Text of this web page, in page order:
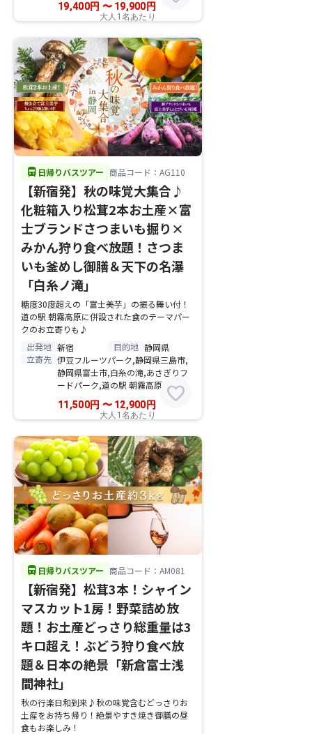
19,400円 〜19,900 円
大人1名あたり
directions_bus 日帰りバスツアー 商品コード：AG110
【新宿発】秋の味覚大集合♪
化粧箱入り松茸2本お土産×富
士ブランドさつまいも掘り×
みかん狩り食べ放題！さつま
いも釜めし御膳＆天下の名瀑
「白糸ノ滝」
糖度30度超えの「富士美芋」の振る舞い付！
道の駅 朝霧高原に併設された食のテーマパー
クのお立寄りも♪
出発地 新宿 目的地 静岡県
立寄先 伊豆フルーツパーク,静岡県三島市,
静岡県富士市,白糸の滝,あさぎりフ
ードパーク,道の駅 朝霧高原
11,500円 〜12,900 円
大人1名あたり
favorite
directions_bus 日帰りバスツアー 商品コード：AM081
【新宿発】松茸3本！シャイン
マスカット1房！野菜詰め放
題！お土産どっさり総重量は3
キロ超え！ぶどう狩り食べ放
題＆日本の絶景「新倉富士浅
間神社」
秋の行楽日和到来♪秋の味覚含むどっさりお
土産をお持ち帰り！絶景やすき焼き御膳の昼
食もお楽しみ！